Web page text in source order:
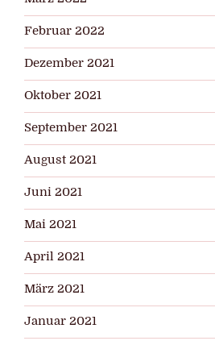
Februar 2022
Dezember 2021
Oktober 2021
September 2021
August 2021
Juni 2021
Mai 2021
April 2021
März 2021
Januar 2021